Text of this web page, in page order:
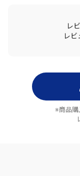
レ
レビ
※商品購